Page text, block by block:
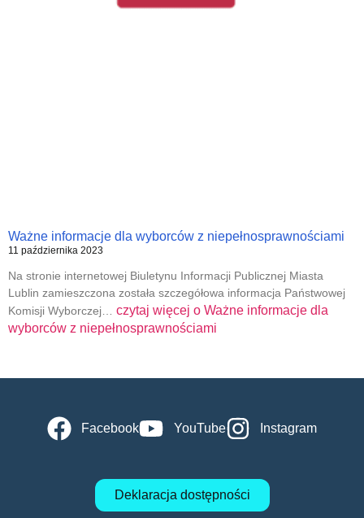
Ważne informacje dla wyborców z niepełnosprawnościami
11 października 2023
Na stronie internetowej Biuletynu Informacji Publicznej Miasta
Lublin zamieszczona została szczegółowa informacja Państwowej
Komisji Wyborczej… czytaj więcej o Ważne informacje dla
wyborców z niepełnosprawnościami
Facebook YouTube Instagram
Deklaracja dostępności